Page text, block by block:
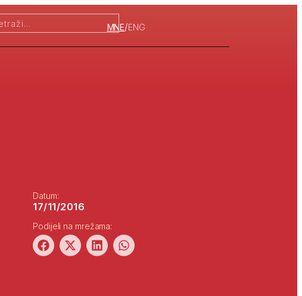
MNE/ENG
Datum:
17/11/2016
Podijeli na mrežama: